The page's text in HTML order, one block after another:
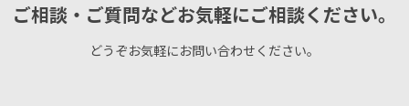
ご相談・ご質問などお気軽にご相談ください。
どうぞお気軽にお問い合わせください。